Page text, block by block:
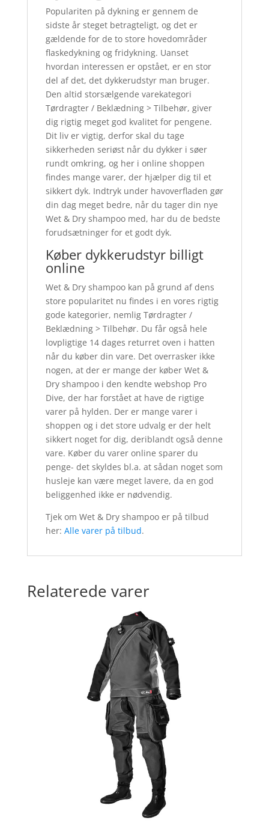
Populariten på dykning er gennem de
sidste år steget betragteligt, og det er
gældende for de to store hovedområder
flaskedykning og fridykning. Uanset
hvordan interessen er opstået, er en stor
del af det, det dykkerudstyr man bruger.
Den altid storsælgende varekategori
Tørdragter / Beklædning > Tilbehør, giver
dig rigtig meget god kvalitet for pengene.
Dit liv er vigtig, derfor skal du tage
sikkerheden seriøst når du dykker i søer
rundt omkring, og her i online shoppen
findes mange varer, der hjælper dig til et
sikkert dyk. Indtryk under havoverfladen gør
din dag meget bedre, når du tager din nye
Wet & Dry shampoo med, har du de bedste
forudsætninger for et godt dyk.
Køber dykkerudstyr billigt
online
Wet & Dry shampoo kan på grund af dens
store popularitet nu findes i en vores rigtig
gode kategorier, nemlig Tørdragter /
Beklædning > Tilbehør. Du får også hele
lovpligtige 14 dages returret oven i hatten
når du køber din vare. Det overrasker ikke
nogen, at der er mange der køber Wet &
Dry shampoo i den kendte webshop Pro
Dive, der har forstået at have de rigtige
varer på hylden. Der er mange varer i
shoppen og i det store udvalg er der helt
sikkert noget for dig, deriblandt også denne
vare. Køber du varer online sparer du
penge- det skyldes bl.a. at sådan noget som
husleje kan være meget lavere, da en god
beliggenhed ikke er nødvendig.
Tjek om Wet & Dry shampoo er på tilbud
her: Alle varer på tilbud.
Relaterede varer